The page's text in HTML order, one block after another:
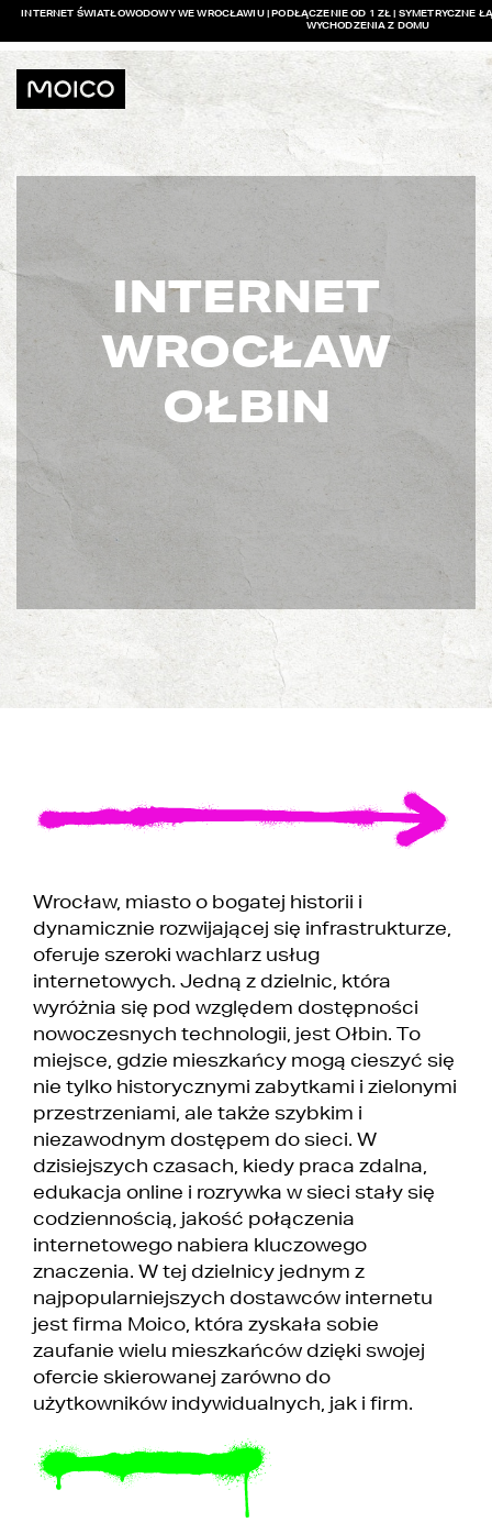
INTERNET ŚWIATŁOWODOWY WE WROCŁAWIU | PODŁĄCZENIE OD 1 ZŁ | SYMETRYCZNE
WYCHODZENIA Z DOMU
INTERNET
WROCŁAW
OŁBIN
Wrocław, miasto o bogatej historii i
dynamicznie rozwijającej się infrastrukturze,
oferuje szeroki wachlarz usług
internetowych. Jedną z dzielnic, która
wyróżnia się pod względem dostępności
nowoczesnych technologii, jest Ołbin. To
miejsce, gdzie mieszkańcy mogą cieszyć się
nie tylko historycznymi zabytkami i zielonymi
przestrzeniami, ale także szybkim i
niezawodnym dostępem do sieci. W
dzisiejszych czasach, kiedy praca zdalna,
edukacja online i rozrywka w sieci stały się
codziennością, jakość połączenia
internetowego nabiera kluczowego
znaczenia. W tej dzielnicy jednym z
najpopularniejszych dostawców internetu
jest firma Moico, która zyskała sobie
zaufanie wielu mieszkańców dzięki swojej
ofercie skierowanej zarówno do
użytkowników indywidualnych, jak i firm.